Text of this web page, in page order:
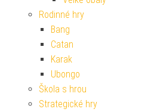
Rodinné hry
Bang
Catan
Karak
Ubongo
Škola s hrou
Strategické hry